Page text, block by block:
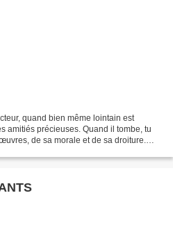
quand bien même lointain est
amitiés précieuses. Quand il tombe, tu
de sa morale et de sa droiture.